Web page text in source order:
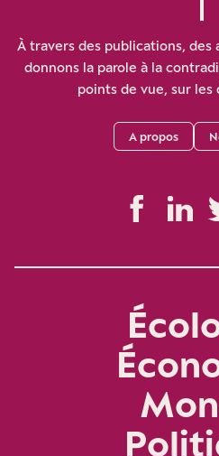
À travers des publications, des
donnons la parole à la
points de vue, sur les
A propos